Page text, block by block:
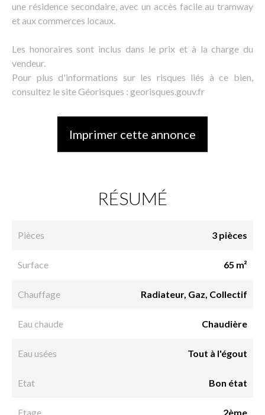
une résidence secondaire, avec un accès facile au tramway
et aux commerces locaux.
Les honoraires sont inclus dans le prix et à la charge du
vendeur.
Pour plus d'informations sur les risques liés à ce bien,
consultez le site Géorisques : georisques.gouv.fr
Imprimer cette annonce
RÉSUMÉ
Pièces 3 pièces
Surface 65 m²
Chauffage Radiateur, Gaz, Collectif
Eau chaude Chaudière
Eau usées Tout à l'égout
Etat Bon état
Etage 2ème